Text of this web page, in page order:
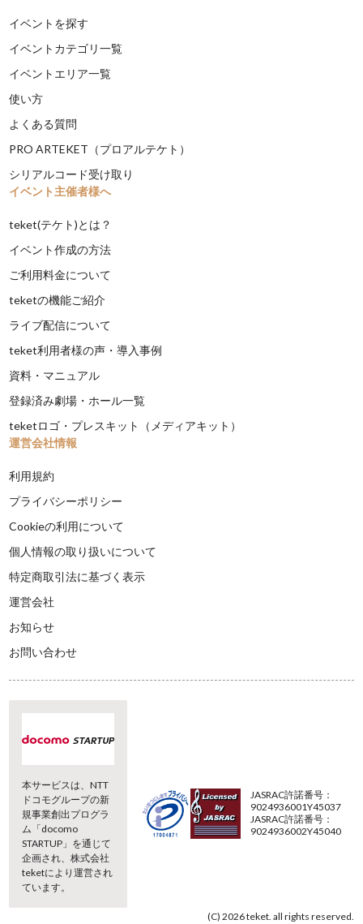
イベントを探す
イベントカテゴリ一覧
イベントエリア一覧
使い方
よくある質問
PRO ARTEKET（プロアルテケト）
シリアルコード受け取り
イベント主催者様へ
teket(テケト)とは？
イベント作成の方法
ご利用料金について
teketの機能ご紹介
ライブ配信について
teket利用者様の声・導入事例
資料・マニュアル
登録済み劇場・ホール一覧
teketロゴ・プレスキット（メディアキット）
運営会社情報
利用規約
プライバシーポリシー
Cookieの利用について
個人情報の取り扱いについて
特定商取引法に基づく表示
運営会社
お知らせ
お問い合わせ
本サービスは、NTT
ドコモグループの新
規事業創出プログラ
ム「docomo
STARTUP」を通じて
企画され、株式会社
teketにより運営され
ています。
JASRAC許諾番号：
9024936001Y45037
JASRAC許諾番号：
9024936002Y45040
(C) 2026 teket. all rights reserved.